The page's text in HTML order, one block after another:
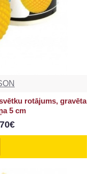
rotājums, gravēta
5 cm